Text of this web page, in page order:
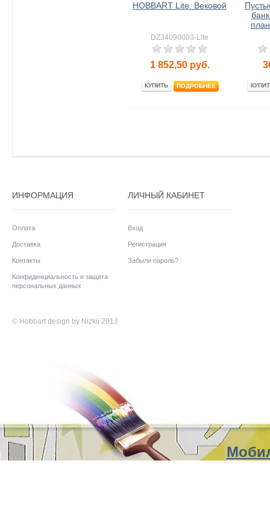
HOBBART Lite. Вековой
DZ34090003-Lite
1 852,50 руб.
КУПИТЬ ПОДРОБНЕЕ
ИНФОРМАЦИЯ
Оплата
Доставка
Контакты
Конфиденциальность и защита
персональных данных
ЛИЧНЫЙ КАБИНЕТ
Вход
Регистрация
Забыли пароль?
© Hobbart design by Nizkii 2013